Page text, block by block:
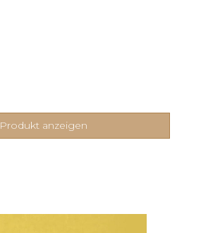
Produkt anzeigen